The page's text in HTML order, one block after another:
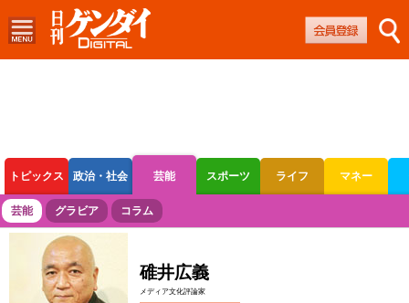
トピックス 政治・社会 芸能 スポーツ ライフ マネー
ボートレース 競輪 オートレース
芸能 グラビア コラム
碓井広義
メディア文化評論家